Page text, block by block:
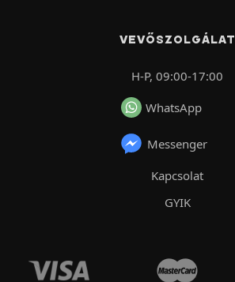
VEVŐSZOLGÁLAT
H-P, 09:00-17:00
WhatsApp
Messenger
Kapcsolat
GYIK